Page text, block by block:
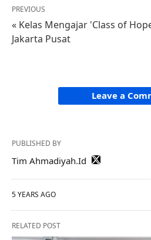
PREVIOUS
« Kelas Mengajar 'Class of
Jakarta Pusat
Leave a
PUBLISHED BY
Tim Ahmadiyah.Id
5 YEARS AGO
RELATED POST